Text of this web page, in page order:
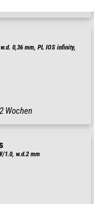
0,36 mm, PL IOS infinity,
Wochen
1.0, w.d.2 mm